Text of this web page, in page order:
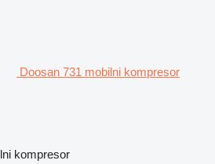
Doosan 731 mobilni kompresor
kompresor